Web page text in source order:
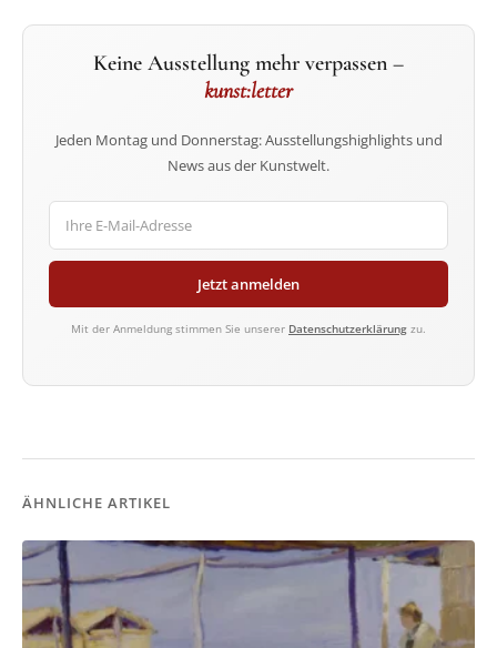
Keine Ausstellung mehr verpassen –
kunst:letter
Jeden Montag und Donnerstag: Ausstellungshighlights und
News aus der Kunstwelt.
Jetzt anmelden
Mit der Anmeldung stimmen Sie unserer Datenschutzerklärung zu.
ÄHNLICHE ARTIKEL